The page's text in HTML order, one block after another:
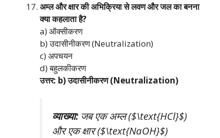
अम्ल और क्षार की अभिक्रिया से लवण और जल का बनना
क्या कहलाता है?
a) ऑक्सीकरण
b) उदासीनीकरण (Neutralization)
c) अपचयन
d) बहुलकीकरण
उत्तर: b) उदासीनीकरण (Neutralization)
व्याख्या:जब एक अम्ल ($\text{HCl}$)
और एक क्षार ($\text{NaOH}$)